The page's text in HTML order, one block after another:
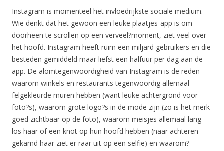
Instagram is momenteel het invloedrijkste sociale medium.
Wie denkt dat het gewoon een leuke plaatjes-app is om
doorheen te scrollen op een verveel?moment, ziet veel over
het hoofd. Instagram heeft ruim een miljard gebruikers en die
besteden gemiddeld maar liefst een halfuur per dag aan de
app. De alomtegenwoordigheid van Instagram is de reden
waarom winkels en restaurants tegenwoordig allemaal
felgekleurde muren hebben (want leuke achtergrond voor
foto?s), waarom grote logo?s in de mode zijn (zo is het merk
goed zichtbaar op de foto), waarom meisjes allemaal lang
los haar of een knot op hun hoofd hebben (naar achteren
gekamd haar ziet er raar uit op een selfie) en waarom?